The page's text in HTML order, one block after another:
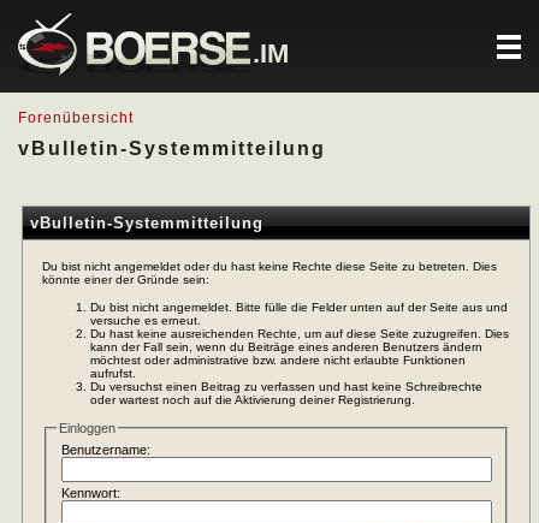
.IM
Forenübersicht
vBulletin-Systemmitteilung
vBulletin-Systemmitteilung
Du bist nicht angemeldet oder du hast keine Rechte diese Seite zu betreten. Dies
könnte einer der Gründe sein:
Du bist nicht angemeldet. Bitte fülle die Felder unten auf der Seite aus und
versuche es erneut.
Du hast keine ausreichenden Rechte, um auf diese Seite zuzugreifen. Dies
kann der Fall sein, wenn du Beiträge eines anderen Benutzers ändern
möchtest oder administrative bzw. andere nicht erlaubte Funktionen
aufrufst.
Du versuchst einen Beitrag zu verfassen und hast keine Schreibrechte
oder wartest noch auf die Aktivierung deiner Registrierung.
Einloggen
Benutzername:
Kennwort: